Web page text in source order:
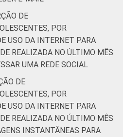
DE
POR
USO DA INTERNET PARA
REALIZADA NO ÚLTIMO MÊS
UMA REDE SOCIAL
DE
POR
USO DA INTERNET PARA
REALIZADA NO ÚLTIMO MÊS
INSTANTÂNEAS PARA